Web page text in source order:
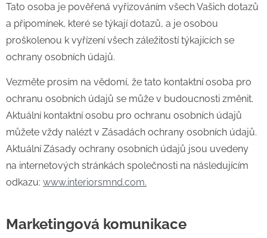
Tato osoba je pověřená vyřizováním všech Vašich dotazů
a připomínek, které se týkají dotazů, a je osobou
proškolenou k vyřízení všech záležitostí týkajících se
ochrany osobních údajů.
Vezměte prosím na vědomí, že tato kontaktní osoba pro
ochranu osobních údajů se může v budoucnosti změnit.
Aktuální kontaktní osobu pro ochranu osobních údajů
můžete vždy nalézt v Zásadách ochrany osobních údajů.
Aktuální Zásady ochrany osobních údajů jsou uvedeny
na internetových stránkách společnosti na následujícím
odkazu: www.interiorsmnd.com.
Marketingová komunikace